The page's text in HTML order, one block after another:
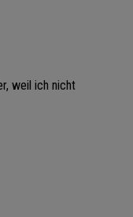
weil ich nicht